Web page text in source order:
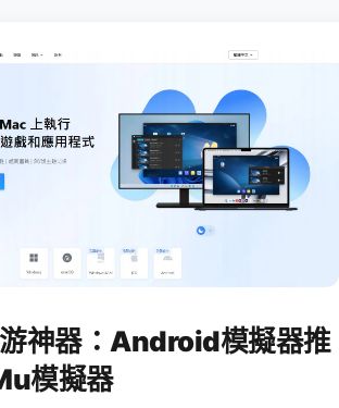
神器：Android模擬器推
模擬器